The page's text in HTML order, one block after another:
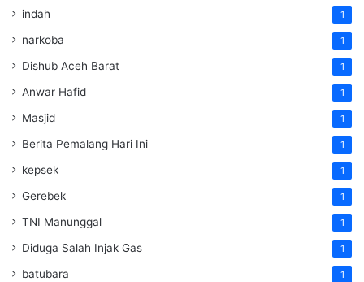
indah 1
narkoba 1
Dishub Aceh Barat 1
Anwar Hafid 1
Masjid 1
Berita Pemalang Hari Ini 1
kepsek 1
Gerebek 1
TNI Manunggal 1
Diduga Salah Injak Gas 1
batubara 1